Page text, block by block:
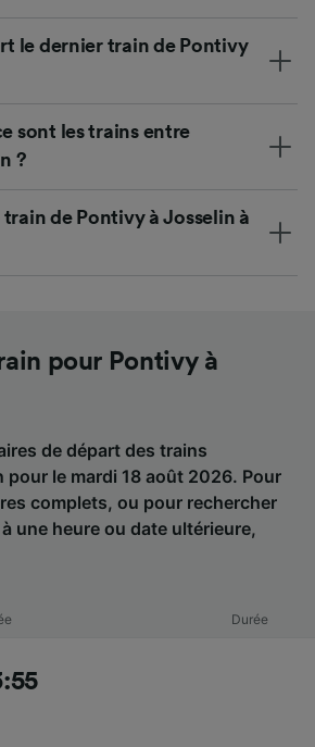
le dernier train de Pontivy
sont les trains entre
?
de Pontivy à Josselin à
pour Pontivy à
de départ des trains
le mardi 18 août 2026. Pour
complets, ou pour rechercher
une heure ou date ultérieure,
Durée